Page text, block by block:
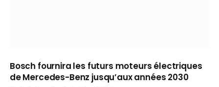
Bosch fournira les futurs moteurs électriques
de Mercedes-Benz jusqu’aux années 2030